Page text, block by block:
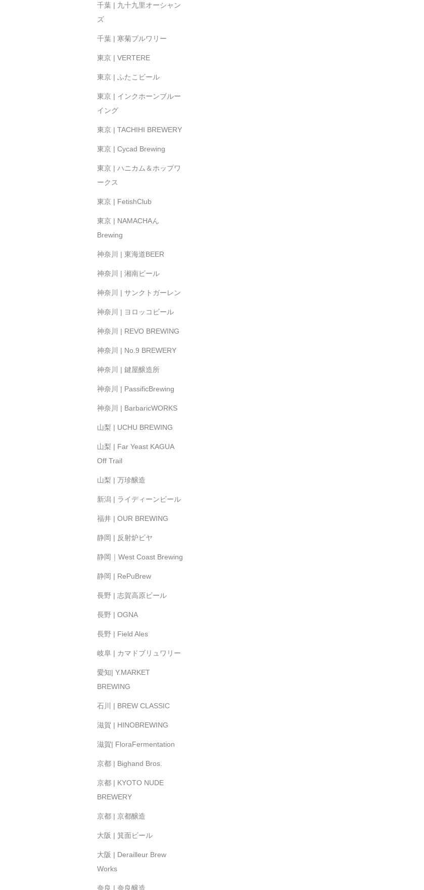
千葉 | 九十九里オーシャン
ズ
千葉 | 寒菊ブルワリー
東京 | VERTERE
東京 | ふたこビール
東京 | インクホーンブルー
イング
東京 | TACHIHI BREWERY
東京 | Cycad Brewing
東京 | ハニカム＆ホップワ
ークス
東京 | FetishClub
東京 | NAMACHAん
Brewing
神奈川 | 東海道BEER
神奈川 | 湘南ビール
神奈川 | サンクトガーレン
神奈川 | ヨロッコビール
神奈川 | REVO BREWING
神奈川 | No.9 BREWERY
神奈川 | 鍵屋醸造所
神奈川 | PassificBrewing
神奈川 | BarbaricWORKS
山梨 | UCHU BREWING
山梨 | Far Yeast KAGUA
Off Trail
山梨 | 万珍醸造
新潟 | ライディーンビール
福井 | OUR BREWING
静岡 | 反射炉ビヤ
静岡｜West Coast Brewing
静岡 | RePuBrew
長野 | 志賀高原ビール
長野 | OGNA
長野 | Field Ales
岐阜 | カマドブリュワリー
愛知| Y.MARKET
BREWING
石川 | BREW CLASSIC
滋賀 | HINOBREWING
滋賀| FloraFermentation
京都 | Bighand Bros.
京都 | KYOTO NUDE
BREWERY
京都 | 京都醸造
大阪 | 箕面ビール
大阪 | Derailleur Brew
Works
奈良 | 奈良醸造